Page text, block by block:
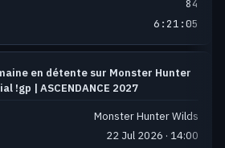
84
6:21:05
en détente sur Monster Hunter
!gp | ASCENDANCE 2027
Monster Hunter Wilds
22 Jul 2026 · 14:00